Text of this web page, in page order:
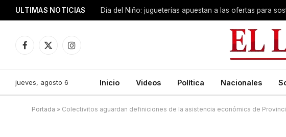
ULTIMAS NOTICIAS Día del Niño: jugueterías apuestan a las ofertas para
Facebook
X
Instagram
jueves, agosto 6 Inicio Videos Política Nacionales
Portada » Colectivitos aguardan definiciones de la asistencia económica de